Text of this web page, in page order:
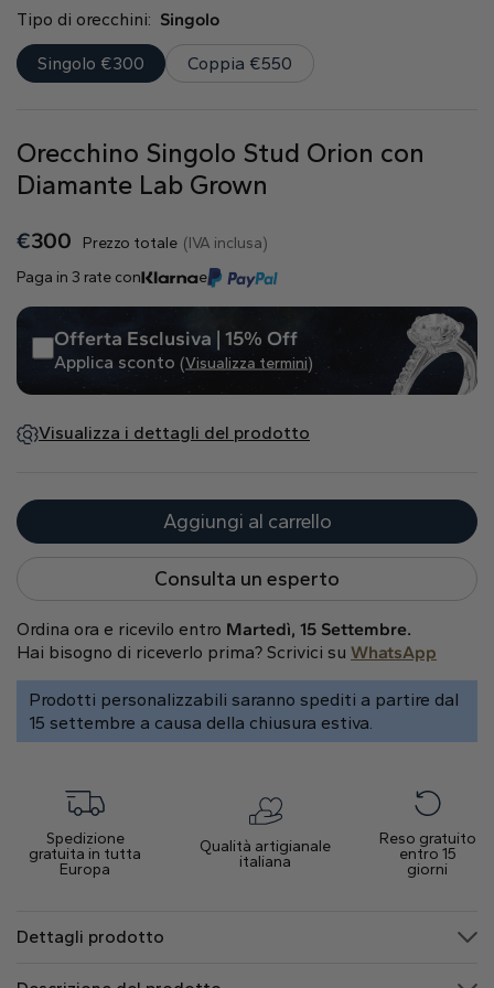
Smeraldo Goccia Radiant
Princess Marquise
Cuore
Platino
Crea il tuo
Orecchino Singolo Stud Orion con
Diamante Lab Grown
€300 Prezzo totale (IVA inclusa)
Paga in 3 rate con
e
Offerta Esclusiva | 15% Off
Applica sconto (Visualizza termini)
Visualizza i dettagli del prodotto
Tipo di orecchini: Singolo
Singolo €300 Coppia €550
Aggiungi al carrello
Consulta un esperto
Ordina ora e ricevilo entro Martedì, 15 Settembre.
Hai bisogno di riceverlo prima? Scrivici su WhatsApp
Prodotti personalizzabili saranno spediti a partire dal
15 settembre a causa della chiusura estiva.
Spedizione
gratuita in tutta
Europa
Qualità artigianale
italiana
Reso gratuito
entro 15
giorni
Dettagli prodotto
Informazioni degli Orecchini